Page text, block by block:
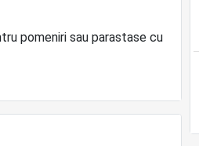
pomeniri sau parastase cu